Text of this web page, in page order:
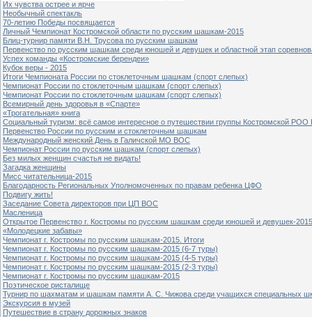
Их чувства острее и ярче
Необычный спектакль
70-летию Победы посвящается
Личный Чемпионат Костромской области по русским шашкам-2015
Блиц-турнир памяти В.Н. Трусова по русским шашкам
Первенство по русским шашкам среди юношей и девушек и областной этап
Успех команды «Костромские берендеи»
Кубок веры - 2015
Итоги Чемпионата России по стоклеточным шашкам (спорт слепых)
Чемпионат России по стоклеточным шашкам (спорт слепых)
Чемпионат России по стоклеточным шашкам (спорт слепых)
Всемирный день здоровья в «Спарте»
«Трогательная» книга
Социальный туризм: всё самое интересное о путешествии группы Костромской
Первенство России по русским и стоклеточным шашкам
Международный женский День в Галичской МО ВОС
Чемпионат России по русским шашкам (спорт слепых)
Без милых женщин счастья не видать!
Загадка женщины
Мисс читательница-2015
Благодарность Региональных Уполномоченных по правам ребенка ЦФО
Подвигу жить!
Заседание Совета директоров при ЦП ВОС
Масленица
Открытое Первенство г. Костромы по русским шашкам среди юношей и девушек-
«Молодецкие забавы»
Чемпионат г. Костромы по русским шашкам-2015. Итоги
Чемпионат г. Костромы по русским шашкам-2015 (6-7 туры)
Чемпионат г. Костромы по русским шашкам-2015 (4-5 туры)
Чемпионат г. Костромы по русским шашкам-2015 (2-3 туры)
Чемпионат г. Костромы по русским шашкам-2015
Поэтическое ристалище
Турнир по шахматам и шашкам памяти А. С. Чижова среди учащихся специальных
Экскурсия в музей
Путешествие в страну дорожных знаков